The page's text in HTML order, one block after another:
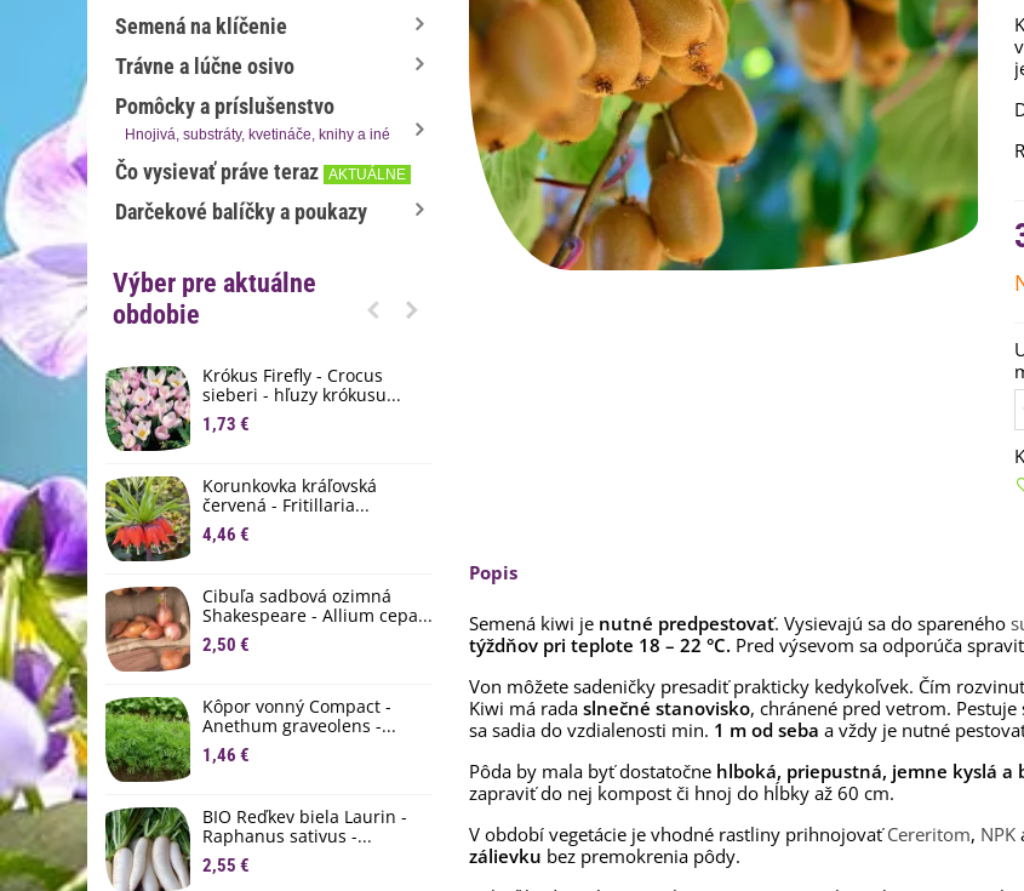
Semená na klíčenie
Trávne a lúčne osivo
Pomôcky a príslušenstvo
Hnojivá, substráty, kvetináče, knihy a iné
Čo vysievať práve teraz AKTUÁLNE
Darčekové balíčky a poukazy
Výber pre aktuálne
obdobie
Krókus Firefly - Crocus
sieberi - hľuzy krókusu...
1,73 €
Korunkovka kráľovská
červená - Fritillaria...
4,46 €
Cibuľa sadbová ozimná
Shakespeare - Allium cepa...
2,50 €
Kôpor vonný Compact -
Anethum graveolens -...
1,46 €
BIO Reďkev biela Laurin -
Raphanus sativus -...
2,55 €
1,53 €
Ľalia Canova - Lilium -
cibuľoviny - 1 ks
2,69 € 3,85 € -30%
Begonia superba -...
2,69 € 3,85 € -30%
Eukalyptus Baby Blue -
Blahovičník - Eukalyptus...
Popis
Semená kiwi je nutné predpestovať. Vysievajú sa do spareného
týždňov pri teplote 18 – 22 °C. Pred výsevom sa odporúča
Von môžete sadeničky presadiť prakticky kedykoľvek. Čím
Kiwi má rada slnečné stanovisko, chránené pred vetrom. Pestuje
sa sadia do vzdialenosti min. 1 m od seba a vždy je nutné
Pôda by mala byť dostatočne hlboká, priepustná, jemne kyslá a
zapraviť do nej kompost či hnoj do hĺbky až 60 cm.
V období vegetácie je vhodné rastliny prihnojovaťCereritom, NPK
zálievku bez premokrenia pôdy.